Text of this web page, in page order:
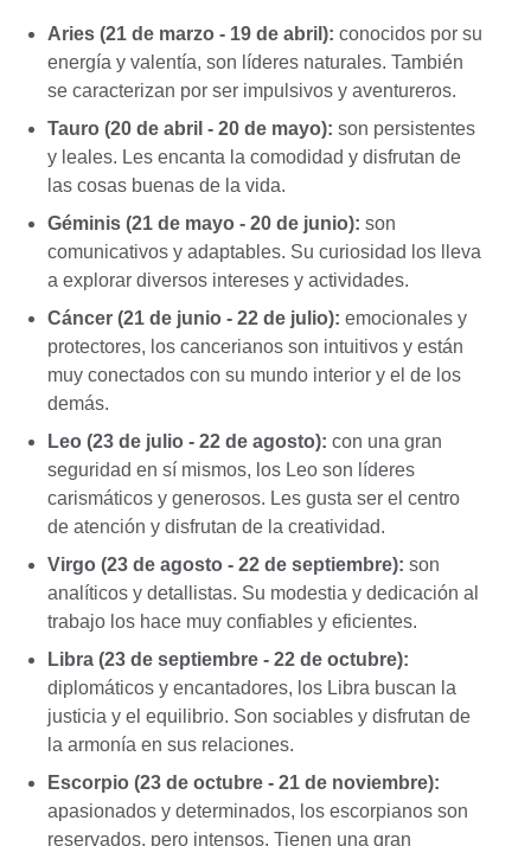
Aries (21 de marzo - 19 de abril): conocidos por su
energía y valentía, son líderes naturales. También
se caracterizan por ser impulsivos y aventureros.
Tauro (20 de abril - 20 de mayo): son persistentes
y leales. Les encanta la comodidad y disfrutan de
las cosas buenas de la vida.
Géminis (21 de mayo - 20 de junio): son
comunicativos y adaptables. Su curiosidad los lleva
a explorar diversos intereses y actividades.
Cáncer (21 de junio - 22 de julio): emocionales y
protectores, los cancerianos son intuitivos y están
muy conectados con su mundo interior y el de los
demás.
Leo (23 de julio - 22 de agosto): con una gran
seguridad en sí mismos, los Leo son líderes
carismáticos y generosos. Les gusta ser el centro
de atención y disfrutan de la creatividad.
Virgo (23 de agosto - 22 de septiembre): son
analíticos y detallistas. Su modestia y dedicación al
trabajo los hace muy confiables y eficientes.
Libra (23 de septiembre - 22 de octubre):
diplomáticos y encantadores, los Libra buscan la
justicia y el equilibrio. Son sociables y disfrutan de
la armonía en sus relaciones.
Escorpio (23 de octubre - 21 de noviembre):
apasionados y determinados, los escorpianos son
reservados, pero intensos. Tienen una gran